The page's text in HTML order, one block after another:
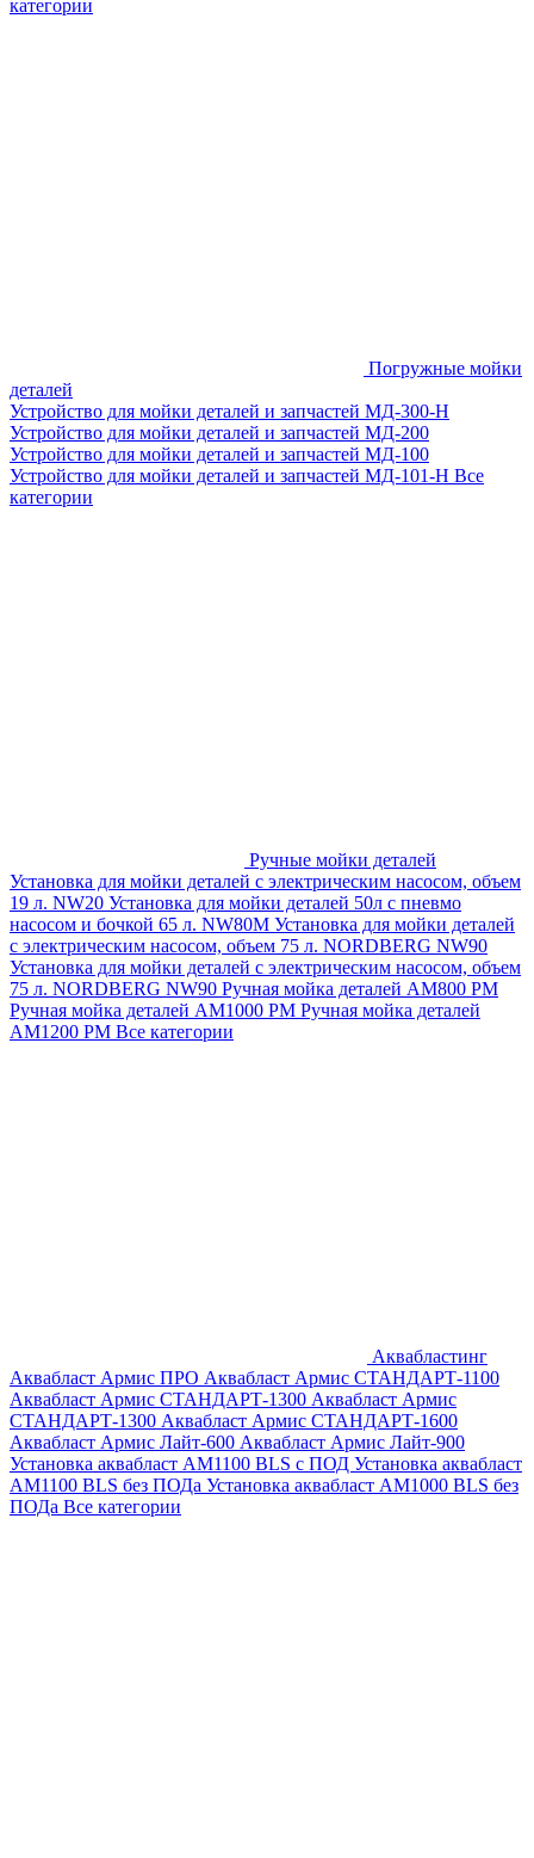
категории
Погружные мойки
деталей
Устройство для мойки деталей и запчастей МД-300-H
Устройство для мойки деталей и запчастей МД-200
Устройство для мойки деталей и запчастей МД-100
Устройство для мойки деталей и запчастей МД-101-Н Все
категории
Ручные мойки деталей
Установка для мойки деталей с электрическим насосом, объем
19 л. NW20 Установка для мойки деталей 50л с пневмо
насосом и бочкой 65 л. NW80M Установка для мойки деталей
с электрическим насосом, объем 75 л. NORDBERG NW90
Установка для мойки деталей с электрическим насосом, объем
75 л. NORDBERG NW90 Ручная мойка деталей АМ800 РМ
Ручная мойка деталей АМ1000 РМ Ручная мойка деталей
АМ1200 РМ Все категории
Аквабластинг
Аквабласт Армис ПРО Аквабласт Армис СТАНДАРТ-1100
Аквабласт Армис СТАНДАРТ-1300 Аквабласт Армис
СТАНДАРТ-1300 Аквабласт Армис СТАНДАРТ-1600
Аквабласт Армис Лайт-600 Аквабласт Армис Лайт-900
Установка аквабласт AM1100 BLS с ПОД Установка аквабласт
AM1100 BLS без ПОДа Установка аквабласт AM1000 BLS без
ПОДа Все категории